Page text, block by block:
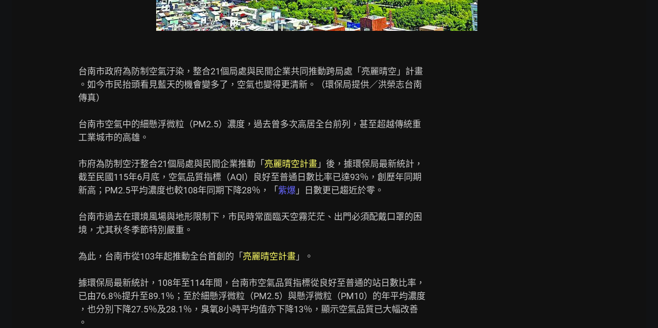
台南市政府為防制空氣汙染，整合21個局處與民間企業共同推動跨局處「亮麗晴空」計畫
。如今市民抬頭看見藍天的機會變多了，空氣也變得更清新。（環保局提供／洪榮志台南
傳真）
台南市空氣中的細懸浮微粒（PM2.5）濃度，過去曾多次高居全台前列，甚至超越傳統重
工業城市的高雄。
市府為防制空汙整合21個局處與民間企業推動「 亮麗晴空計畫 」後，據環保局最新統計，
截至民國115年6月底，空氣品質指標（AQI）良好至普通日數比率已達93％，創歷年同期
新高；PM2.5平均濃度也較108年同期下降28％，「 紫爆 」日數更已趨近於零。
台南市過去在環境風場與地形限制下，市民時常面臨天空霧茫茫、出門必須配戴口罩的困
境，尤其秋冬季節特別嚴重。
為此，台南市從103年起推動全台首創的「 亮麗晴空計畫 」。
據環保局最新統計，108年至114年間，台南市空氣品質指標從良好至普通的站日數比率，
已由76.8％提升至89.1％；至於細懸浮微粒（PM2.5）與懸浮微粒（PM10）的年平均濃度
，也分別下降27.5％及28.1％，臭氧8小時平均值亦下降13％，顯示空氣品質已大幅改善
。